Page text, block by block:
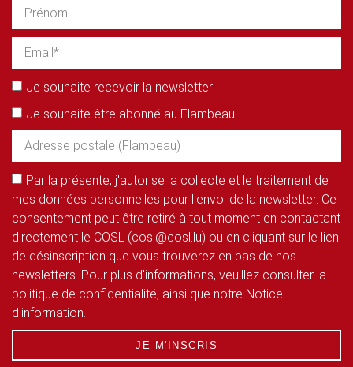
Je souhaite recevoir la newsletter
Je souhaite être abonné au Flambeau
Par la présente, j'autorise la collecte et le traitement de
mes données personnelles pour l'envoi de la newsletter. Ce
consentement peut être retiré à tout moment en contactant
directement le COSL (cosl@cosl.lu) ou en cliquant sur le lien
de désinscription que vous trouverez en bas de nos
newsletters. Pour plus d'informations, veuillez consulter la
politique de confidentialité, ainsi que notre Notice
d'information.
JE M'INSCRIS